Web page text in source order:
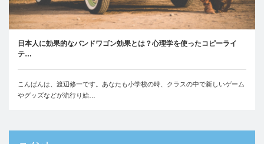
日本人に効果的なバンドワゴン効果とは？心理学を使ったコピーライ
テ…
こんばんは、渡辺修一です。あなたも小学校の時、クラスの中で新しいゲーム
やグッズなどが流行り始…